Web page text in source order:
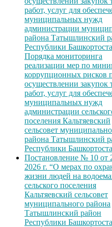
работ, услуг для
муниципальных нужд
администрации
района Татышлинский
Республики
Порядка мониторинга
реализации мер по
коррупционных рисков
осуществлении закупок
работ, услуг для
муниципальных нужд
администрации
поселения Кальтяевский
сельсовет
района Татышлинский
Республики
Постановление № 10 от
2026 г. “О мерах по
жизни людей на
сельского поселения
Кальтяевский сельсовет
муниципального района
Татышлинский район
Республики